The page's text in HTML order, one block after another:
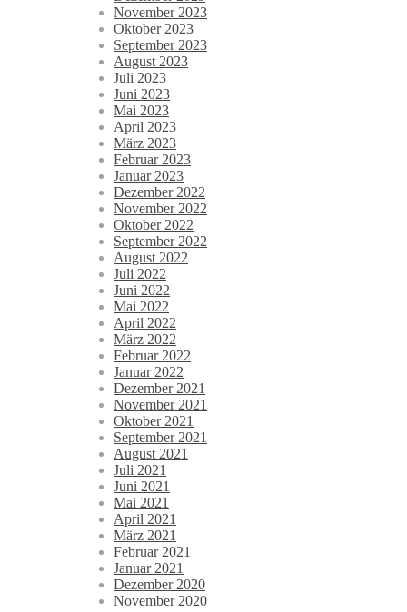
November 2023
Oktober 2023
September 2023
August 2023
Juli 2023
Juni 2023
Mai 2023
April 2023
März 2023
Februar 2023
Januar 2023
Dezember 2022
November 2022
Oktober 2022
September 2022
August 2022
Juli 2022
Juni 2022
Mai 2022
April 2022
März 2022
Februar 2022
Januar 2022
Dezember 2021
November 2021
Oktober 2021
September 2021
August 2021
Juli 2021
Juni 2021
Mai 2021
April 2021
März 2021
Februar 2021
Januar 2021
Dezember 2020
November 2020